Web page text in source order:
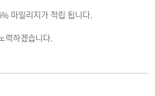
마일리지가 적립 됩니다.
력하겠습니다.